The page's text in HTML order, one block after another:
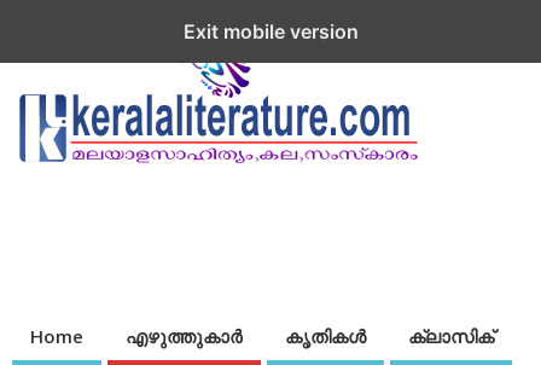
Home എഴുത്തുകാര്‍ കൃതികൾ ക്ലാസിക്
Exit mobile version